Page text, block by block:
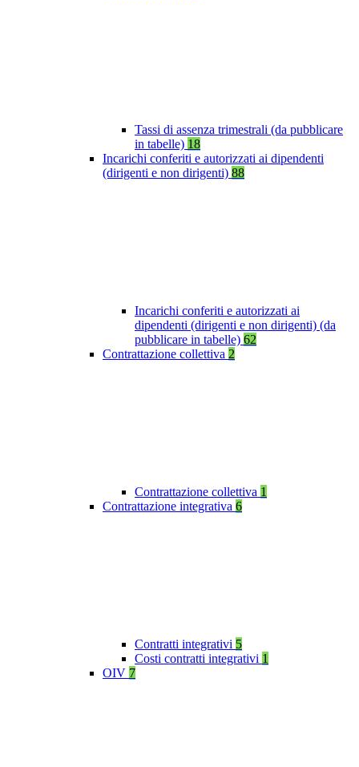
Tassi di assenza trimestrali (da pubblicare
in tabelle) 18
Incarichi conferiti e autorizzati ai dipendenti
(dirigenti e non dirigenti) 88
Incarichi conferiti e autorizzati ai
dipendenti (dirigenti e non dirigenti) (da
pubblicare in tabelle) 62
Contrattazione collettiva 2
Contrattazione collettiva 1
Contrattazione integrativa 6
Contratti integrativi 5
Costi contratti integrativi 1
OIV 7